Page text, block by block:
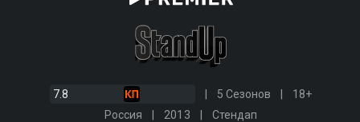
7.8 5 Сезонов
18+
Россия
2013 Стендап